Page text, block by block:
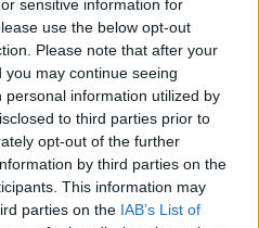
sensitive information for
use the below opt-out
Please note that after your
may continue seeing
information utilized by
to third parties prior to
opt-out of the further
by third parties on the
This information may
parties on the IAB’s List of
Ravanelli, Carboni; Lucchesi,
Cutrone, Mota. All: Bianco.
Delli Carri, Bakoune,
Caso, Petagna, Alvarez.